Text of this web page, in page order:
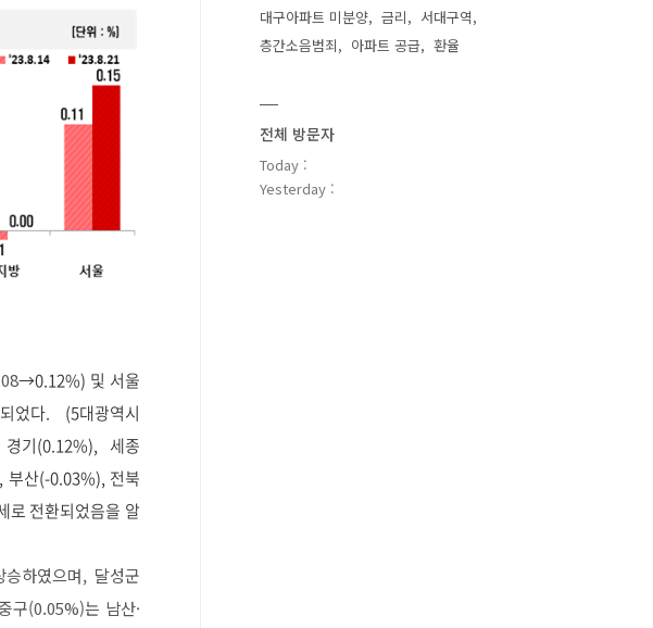
→0.12%) 및 서울
었다. (5대광역시
기(0.12%), 세종
부산(-0.03%), 전북
로 전환되었음을 알
하였으며, 달성군
구(0.05%)는 남산·
대구아파트 미분양
금리
서대구역
층간소음범죄
아파트 공급 환율
전체 방문자
Today :
Yesterday :